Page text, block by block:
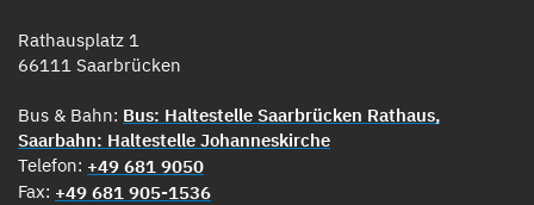
Rathausplatz 1
66111 Saarbrücken
Bus & Bahn: Bus: Haltestelle Saarbrücken Rathaus,
Saarbahn: Haltestelle Johanneskirche
Telefon: +49 681 9050
Fax: +49 681 905-1536